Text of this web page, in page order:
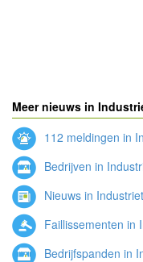
Meer nieuws in
112 meldingen in
Bedrijven in
Nieuws in
Faillissementen in
Bedrijfspanden in